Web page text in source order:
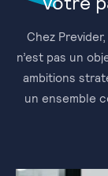
Chez
n’est pas un
ambitions
un ensemble